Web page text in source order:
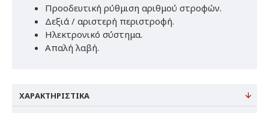
Προοδευτική ρύθμιση αριθμού στροφών.
Δεξιά / αριστερή περιστροφή.
Ηλεκτρονικό σύστημα.
Απαλή λαβή.
ΧΑΡΑΚΤΗΡΙΣΤΙΚΆ